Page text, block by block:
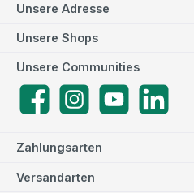
Zahlungsarten
Versandarten
Unsere Adresse
Unsere Communities
FacebookInstagramYouTube
Unsere Shops